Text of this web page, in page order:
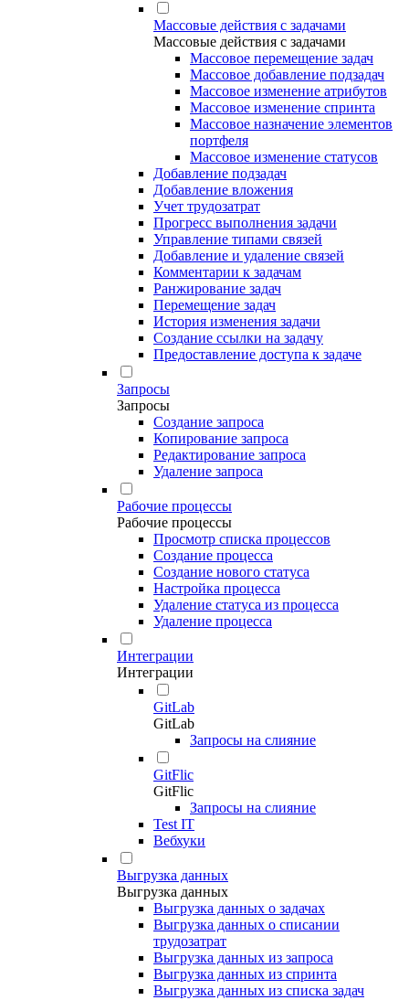
Массовые действия с задачами
Массовые действия с задачами
Массовое перемещение задач
Массовое добавление подзадач
Массовое изменение атрибутов
Массовое изменение спринта
Массовое назначение элементов
портфеля
Массовое изменение статусов
Добавление подзадач
Добавление вложения
Учет трудозатрат
Прогресс выполнения задачи
Управление типами связей
Добавление и удаление связей
Комментарии к задачам
Ранжирование задач
Перемещение задач
История изменения задачи
Создание ссылки на задачу
Предоставление доступа к задаче
Запросы
Запросы
Создание запроса
Копирование запроса
Редактирование запроса
Удаление запроса
Рабочие процессы
Рабочие процессы
Просмотр списка процессов
Создание процесса
Создание нового статуса
Настройка процесса
Удаление статуса из процесса
Удаление процесса
Интеграции
Интеграции
GitLab
GitLab
Запросы на слияние
GitFlic
GitFlic
Запросы на слияние
Test IT
Вебхуки
Выгрузка данных
Выгрузка данных
Выгрузка данных о задачах
Выгрузка данных о списании
трудозатрат
Выгрузка данных из запроса
Выгрузка данных из спринта
Выгрузка данных из списка задач